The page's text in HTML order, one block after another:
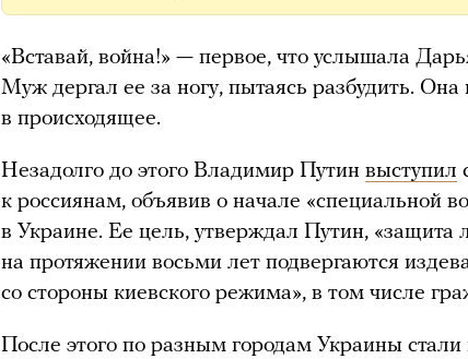
«Вставай, война!» — первое, что услышала
Муж дергал ее за ногу, пытаясь разбудить. Она
в происходящее.
Незадолго до этого Владимир Путин выступил
к россиянам, объявив о начале «специальной
в Украине. Ее цель, утверждал Путин, «защита
на протяжении восьми лет подвергаются
со стороны киевского режима», в том числе
После этого по разным городам Украины стали